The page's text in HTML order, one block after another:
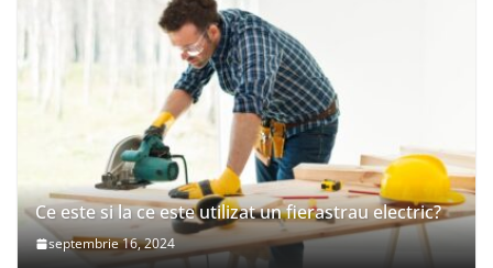
Ce este si la ce este utilizat un fierastrau electric?
septembrie 16, 2024